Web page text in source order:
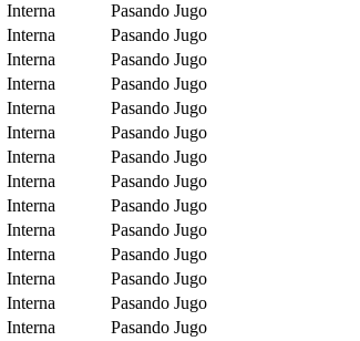
Interna
Pasando Jugo
Interna
Pasando Jugo
Interna
Pasando Jugo
Interna
Pasando Jugo
Interna
Pasando Jugo
Interna
Pasando Jugo
Interna
Pasando Jugo
Interna
Pasando Jugo
Interna
Pasando Jugo
Interna
Pasando Jugo
Interna
Pasando Jugo
Interna
Pasando Jugo
Interna
Pasando Jugo
Interna
Pasando Jugo